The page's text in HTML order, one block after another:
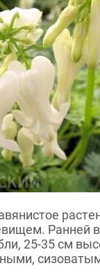
Ранней
25-35 см